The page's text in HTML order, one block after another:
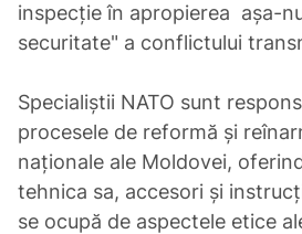
inspecție în apropierea așa-
securitate" a conflictului
Specialiștii NATO sunt
procesele de reformă și
naționale ale Moldovei,
tehnica sa, accesori și
se ocupă de aspectele etice